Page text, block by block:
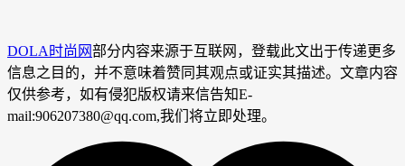
DOLA时尚网部分内容来源于互联网，登载此文出于传递更多
信息之目的，并不意味着赞同其观点或证实其描述。文章内容
仅供参考，如有侵犯版权请来信告知E-
mail:906207380@qq.com,我们将立即处理。